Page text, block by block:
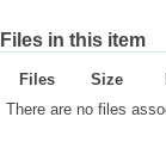
Files in this item
Files Size
There are no files